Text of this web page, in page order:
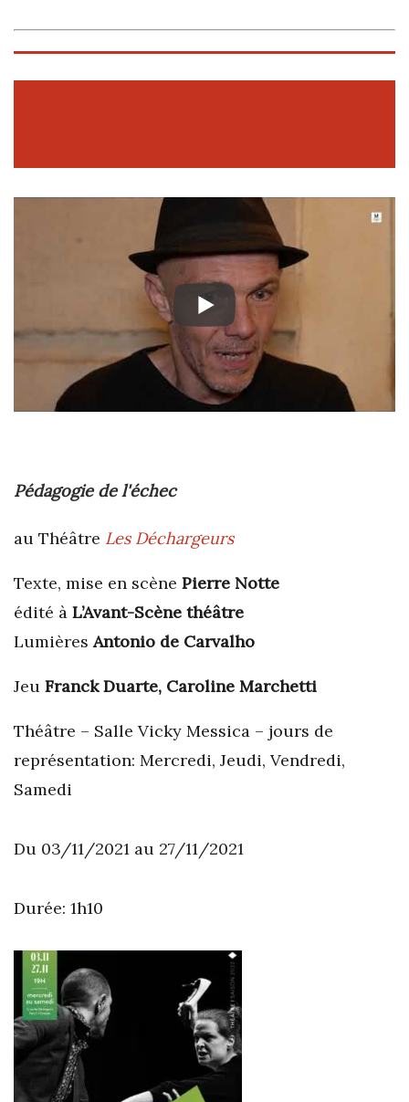
Pédagogie de l'échec
au Théâtre Les Déchargeurs
Texte, mise en scène Pierre Notte
édité à L’Avant-Scène théâtre
LumièresAntonio de Carvalho
Jeu Franck Duarte, Caroline Marchetti
Théâtre – Salle Vicky Messica – jours de
représentation: Mercredi, Jeudi, Vendredi,
Samedi
Du 03/11/2021 au 27/11/2021
Durée: 1h10